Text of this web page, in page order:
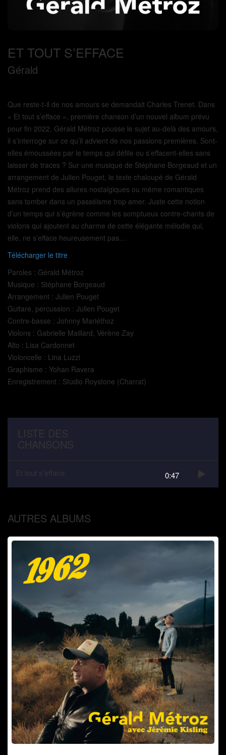
ET TOUT S’EFFACE
Gérald
Que reste-t-il de nos amours se demandait Charles Trenet. Dans
« Et tout s’efface », première chanson d’un nouvel album prévu
pour fin 2022, Gérald Métroz pousse le sujet au-delà des amours,
il s’interroge sur ce qu’il advient de nos passions premières. Sont-
elles émoussées par le temps qui défile ou s’effacent-elles sans
laisser de traces ? Sur une musique de Stéphane Borgeaud et un
arrangement de Julien Pouget, le texte chaloupé de Gérald
Métroz prend des allures nostalgiques ou même romantiques
sans tomber dans un passéisme trop amer. Juste cette notion
d’un temps qui s’égrène comme les somptueux contre-chants de
violons qui ajoutent au charme de cette élégante mélodie qui,
elle, ne s’efface heureusement pas…
Télécharger le titre
Paroles : Gérald Métroz
Musique : Stéphane Borgeaud
Arrangement : Julien Pouget
Guitare, percussion : Julien Pouget
Contre-basse : Johnny Mariéthoz
Violons : Gabrielle Maillard, Vérène Zay
Alto : Lisa Cardonnet
Violoncelle : Lina Luzzi
Graphisme : Yohan Ravera
Enregistrement : Studio Roystone (Charrat)
LISTE DES
CHANSONS
Et tout s'efface 0:47
AUTRES ALBUMS